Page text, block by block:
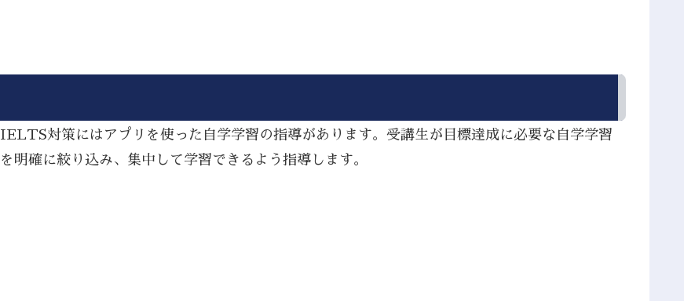
IELTS対策にはアプリを使った自学学習の指導があります。受講生が目標達成に必要な自学学習
を明確に絞り込み、集中して学習できるよう指導します。